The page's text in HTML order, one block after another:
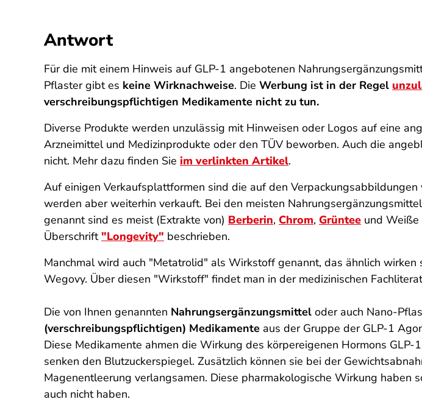
Antwort
Für die mit einem Hinweis auf GLP-1 angebotenen
Pflaster gibt es keine Wirknachweise. Die Werbung ist in der Regel
verschreibungspflichtigen Medikamente nicht zu tun.
Diverse Produkte werden unzulässig mit Hinweisen oder Logos auf eine
Arzneimittel und Medizinprodukte oder den TÜV beworben. Auch die
nicht. Mehr dazu finden Sie im verlinkten Artikel.
Auf einigen Verkaufsplattformen sind die auf den
werden aber weiterhin verkauft. Bei den meisten
genannt sind es meist (Extrakte von) Berberin, Chrom, Grüntee und Weiße
Überschrift"Longevity" beschrieben.
Manchmal wird auch "Metatrolid" als Wirkstoff genannt, das ähnlich
Wegovy. Über diesen "Wirkstoff" findet man in der medizinischen
Die von Ihnen genannten Nahrungsergänzungsmittel oder auch Nano-
(verschreibungspflichtigen) Medikamente aus der Gruppe der GLP-1
Diese Medikamente ahmen die Wirkung des körpereigenen Hormons
senken den Blutzuckerspiegel. Zusätzlich können sie bei der
Magenentleerung verlangsamen. Diese pharmakologische Wirkung
auch nicht haben.